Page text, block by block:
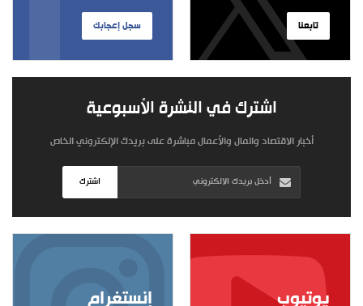
سجل إعجابك تابعنا
اشترك في النشرة الأسبوعية
أخبار الاقتصاد والمال والأعمال مباشرة على بريدك الإلكتروني الخاص
اشترك
إنستغرام يوتيوب